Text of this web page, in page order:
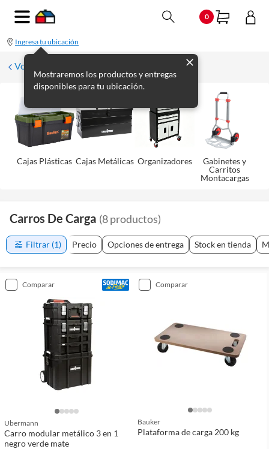
0
Ingresa tu ubicación
Mostraremos los productos y entregas
disponibles para tu ubicación.
Volver
Cajas Plásticas Cajas Metálicas Organizadores
Gabinetes y
Carritos
Montacargas
Carros De Carga (8productos)
Filtrar (1) Precio Opciones de entrega Stock en tienda
comparar
Ubermann
Carro modular metálico 3 en 1
negro verde mate
comparar
Bauker
Plataforma de carga 200 kg